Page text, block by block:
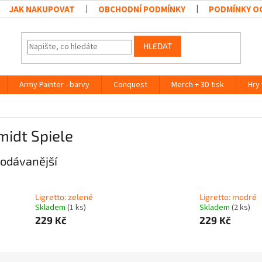
JAK NAKUPOVAT OBCHODNÍ PODMÍNKY PODMÍNKY
HLEDAT
Army Painter - barvy Conquest Merch + 3D tisk Hry
Spiele
Ligretto: zelené
Skladem (1 ks)
229 Kč
Ligretto: modré
Skladem (2 ks)
229 Kč